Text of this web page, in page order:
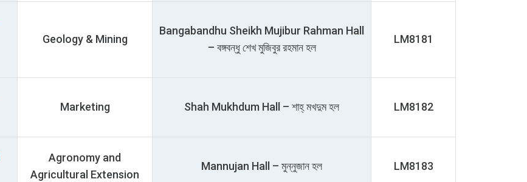
Geology & Mining
Bangabandhu Sheikh Mujibur Rahman Hall
– বঙ্গবন্ধু শেখ মুজিবুর রহমান হল
LM8181
Marketing Shah Mukhdum Hall – শাহ্‌ মখদুম হল LM8182
Agronomy and
Agricultural Extension
Mannujan Hall – মুন্নুজান হল LM8183